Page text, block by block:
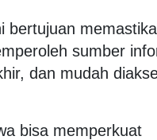
bertujuan
sumber
dan mudah
bisa memperkuat